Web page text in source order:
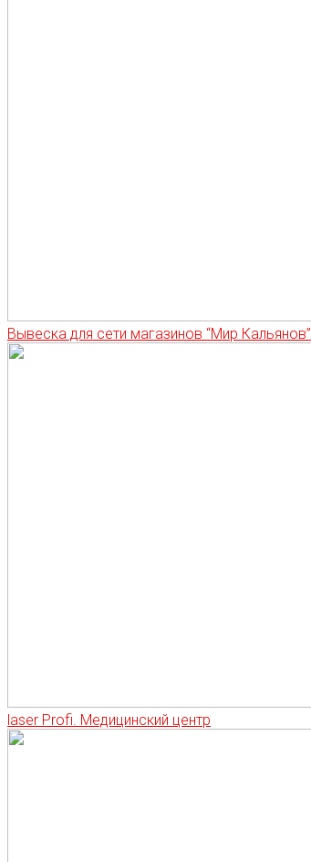
Вывеска для сети магазинов “Мир Кальянов”
laser Profi. Медицинский центр